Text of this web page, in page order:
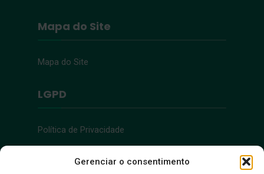
Gerenciar o consentimento
Mapa do Site
Mapa do Site
LGPD
Política de Privacidade
Acessibilidade